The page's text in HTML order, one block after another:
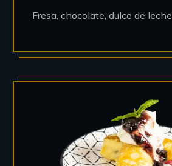
Fresa, chocolate, dulce de leche.